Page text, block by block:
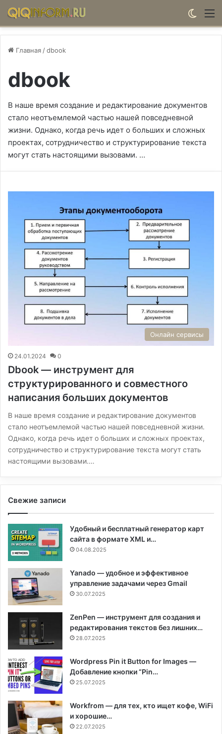
Главная /dbook
dbook
В наше время создание и редактирование документов
стало неотъемлемой частью нашей повседневной
жизни. Однако, когда речь идет о больших и сложных
проектах, сотрудничество и структурирование текста
могут стать настоящими вызовами. …
Онлайн сервисы
24.01.2024 0
Dbook — инструмент для
структурированного и совместного
написания больших документов
В наше время создание и редактирование документов
стало неотъемлемой частью нашей повседневной жизни.
Однако, когда речь идет о больших и сложных проектах,
сотрудничество и структурирование текста могут стать
настоящими вызовами.…
Свежие записи
Удобный и бесплатный генератор карт
сайта в формате XML и…
04.08.2025
Yanado — удобное и эффективное
управление задачами через Gmail
30.07.2025
ZenPen — инструмент для создания и
редактирования текстов без лишних…
28.07.2025
Wordpress Pin it Button for Images —
Добавление кнопки “Pin…
25.07.2025
Workfrom — для тех, кто ищет кофе, WiFi
и хорошие…
22.07.2025